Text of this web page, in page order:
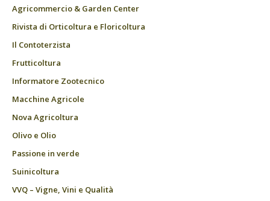
Agricommercio & Garden Center
Rivista di Orticoltura e Floricoltura
Il Contoterzista
Frutticoltura
Informatore Zootecnico
Macchine Agricole
Nova Agricoltura
Olivo e Olio
Passione in verde
Suinicoltura
VVQ – Vigne, Vini e Qualità